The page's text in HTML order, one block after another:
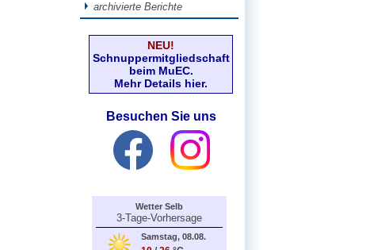
archivierte Berichte
NEU!
Schnuppermitgliedschaft
beim MuEC.
Mehr Details hier.
Besuchen Sie uns
Wetter Selb
3-Tage-Vorhersage
Samstag, 08.08.